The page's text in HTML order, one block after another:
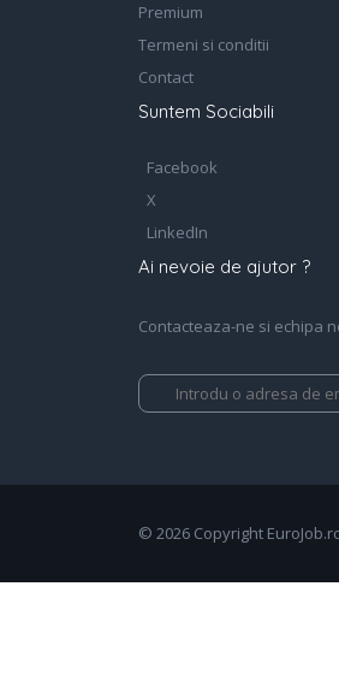
Premium
Termeni si conditii
Contact
Suntem Sociabili
Facebook
X
LinkedIn
Ai nevoie de ajutor ?
Contacteaza-ne si echipa
© 2026 Copyright